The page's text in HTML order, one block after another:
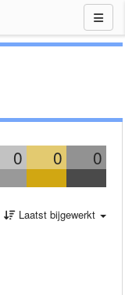
0 0 0
Laatst bijgewerkt